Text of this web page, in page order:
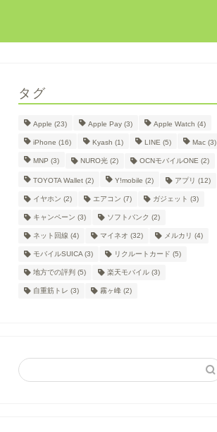
タグ
Apple (23) Apple Pay(3) Apple Watch (4)
iPhone (16) Kyash (1) LINE (5) Mac(3)
MNP (3) NURO光(2) OCNモバイルONE (2)
TOYOTA Wallet(2) Y!mobile (2) アプリ (12)
イヤホン (2) エアコン (7) ガジェット (3)
キャンペーン (3) ソフトバンク (2)
ネット回線 (4) マイネオ (32) メルカリ (4)
モバイルSUICA(3) リクルートカード (5)
地方での評判 (5) 楽天モバイル(3)
自重筋トレ (3) 霧ヶ峰(2)